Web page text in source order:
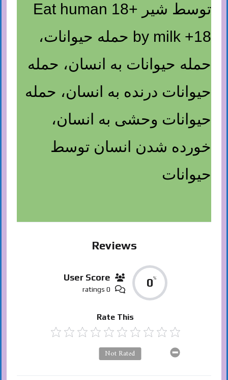
توسط شیر +18 Eat human
by milk +18 حمله حیوانات،
حمله حیوانات به انسان، حمله
حیوانات درنده به انسان، حمله
حیوانات وحشی به انسان،
خورده شدن انسان توسط
حیوانات
Reviews
0%
User Score
0 ratings
Rate This
Not Rated